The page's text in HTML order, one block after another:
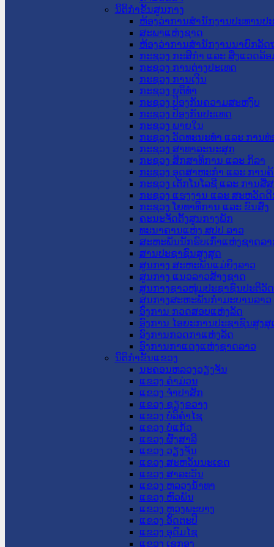
ນິຕິກໍາຂັ້ນສູນກາງ
ຫ້ອງວ່າການສໍານັກງານປະທານປ
ສະພາແຫ່ງຊາດ
ຫ້ອງວ່າການສຳນັກງານນາຍົກລັດ
ກະຊວງ ກະສິກຳ ແລະ ສິ່ງແວດລ້ອ
ກະຊວງ ການຕ່າງປະເທດ
ກະຊວງ ການເງິນ
ກະຊວງ ຍຸຕິທໍາ
ກະຊວງ ປ້ອງກັນຄວາມສະຫງົບ
ກະຊວງ ປ້ອງກັນປະເທດ
ກະຊວງ ພາຍໃນ
ກະຊວງ ວັດທະນະທຳ ແລະ ການທ່
ກະຊວງ ສາທາລະນະສຸກ
ກະຊວງ ສຶກສາທິການ ແລະ ກິລາ
ກະຊວງ ອຸດສາຫະກຳ ແລະ ການຄ້
ກະຊວງ ເຕັກໂນໂລຊີ ແລະ ການສື່
ກະຊວງ ແຮງງານ ແລະ ສະຫວັດ
ກະຊວງ ໂຍທາທິການ ແລະ ຂົນສົ່ງ
ຄະນະຈັດຕັ້ງສູນກາງພັກ
ທະນາຄານແຫ່ງ ສປປ ລາວ
ສະຫະພັນນັກຮົບເກົ່າແຫ່ງຊາດລາ
ສານປະຊາຊົນສູງສຸດ
ສູນກາງ ສະຫະພັນແມ່ຍິງລາວ
ສູນກາງ ແນວລາວສ້າງຊາດ
ສູນກາງຊາວໜຸ່ມປະຊາຊົນປະຕິວັ
ສູນກາງສະຫະພັນກຳມະບານລາວ
ອົງການ ກວດສອບແຫ່ງລັດ
ອົງການ ໄອຍະການປະຊາຊົນສູງສຸ
ອົງການກວດກາແຫ່ງລັດ
ອົງການກາແດງແຫ່ງຊາດລາວ
ນິຕິກໍາຂັ້ນແຂວງ
ນະ​ຄອນ​ຫລວງວຽງຈັນ
ແຂວງ ຄໍາມ່ວນ
ແຂວງ ຈໍາປາສັກ
ແຂວງ ຊຽງຂວາງ
ແຂວງ ບໍລິຄໍາໄຊ
ແຂວງ ບໍ່ແກ້ວ
ແຂວງ ຜົ້ງສາລີ
ແຂວງ ວຽງຈັນ
ແຂວງ ສະຫວັນນະເຂດ
ແຂວງ ສາລະວັນ
ແຂວງ ຫລວງນໍ້າທາ
ແຂວງ ຫົວພັນ
ແຂວງ ຫຼວງພະບາງ
ແຂວງ ອັດຕະປື
ແຂວງ ອຸດົມໄຊ
ແຂວງ ເຊກອງ